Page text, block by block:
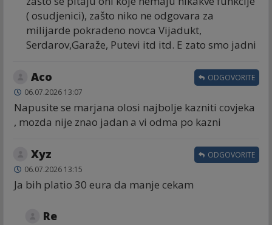
( osudjenici), zašto niko ne odgovara za
milijarde pokradeno novca Vijadukt,
Serdarov,Garaže, Putevi itd itd. E zato smo jadni
Aco
06.07.2026 13:07
Napusite se marjana olosi najbolje kazniti covjeka
, mozda nije znao jadan a vi odma po kazni
ODGOVORITE
Xyz
06.07.2026 13:15
Ja bih platio 30 eura da manje cekam
ODGOVORITE
Re